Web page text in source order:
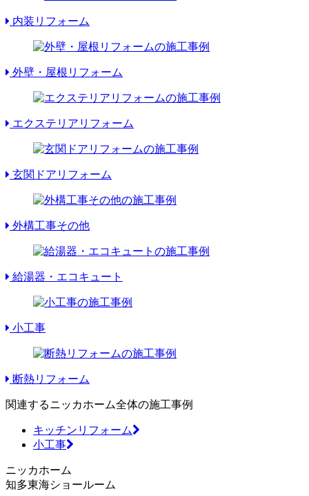
内装リフォーム
外壁・屋根リフォーム
エクステリアリフォーム
玄関ドアリフォーム
外構工事その他
給湯器・エコキュート
小工事
断熱リフォーム
関連するニッカホーム全体の施工事例
キッチンリフォーム
小工事
ニッカホーム
知多東海ショールーム